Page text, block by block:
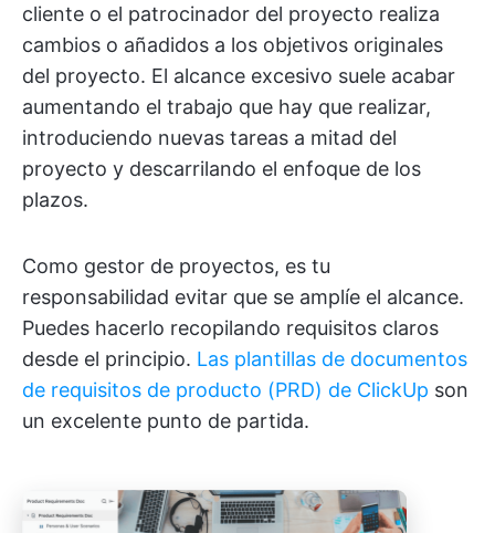
cliente o el patrocinador del proyecto realiza
cambios o añadidos a los objetivos originales
del proyecto. El alcance excesivo suele acabar
aumentando el trabajo que hay que realizar,
introduciendo nuevas tareas a mitad del
proyecto y descarrilando el enfoque de los
plazos.
Como gestor de proyectos, es tu
responsabilidad evitar que se amplíe el alcance.
Puedes hacerlo recopilando requisitos claros
desde el principio. Las plantillas de documentos
de requisitos de producto (PRD) de ClickUp son
un excelente punto de partida.